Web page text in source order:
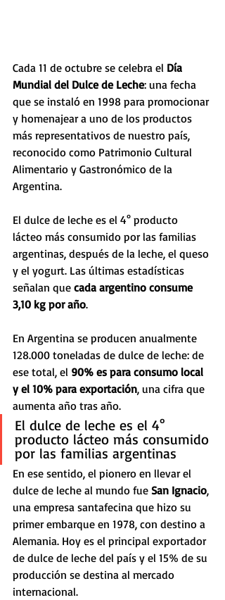
Cada 11 de octubre se celebra el Día
Mundial del Dulce de Leche: una fecha
que se instaló en 1998 para promocionar
y homenajear a uno de los productos
más representativos de nuestro país,
reconocido como Patrimonio Cultural
Alimentario y Gastronómico de la
Argentina.
El dulce de leche es el 4° producto
lácteo más consumido por las familias
argentinas, después de la leche, el queso
y el yogurt. Las últimas estadísticas
señalan que cada argentino consume
3,10 kg por año.
En Argentina se producen anualmente
128.000 toneladas de dulce de leche: de
ese total, el 90% es para consumo local
y el 10% para exportación, una cifra que
aumenta año tras año.
El dulce de leche es el 4°
producto lácteo más consumido
por las familias argentinas
En ese sentido, el pionero en llevar el
dulce de leche al mundo fue San Ignacio,
una empresa santafecina que hizo su
primer embarque en 1978, con destino a
Alemania. Hoy es el principal exportador
de dulce de leche del país y el 15% de su
producción se destina al mercado
internacional.